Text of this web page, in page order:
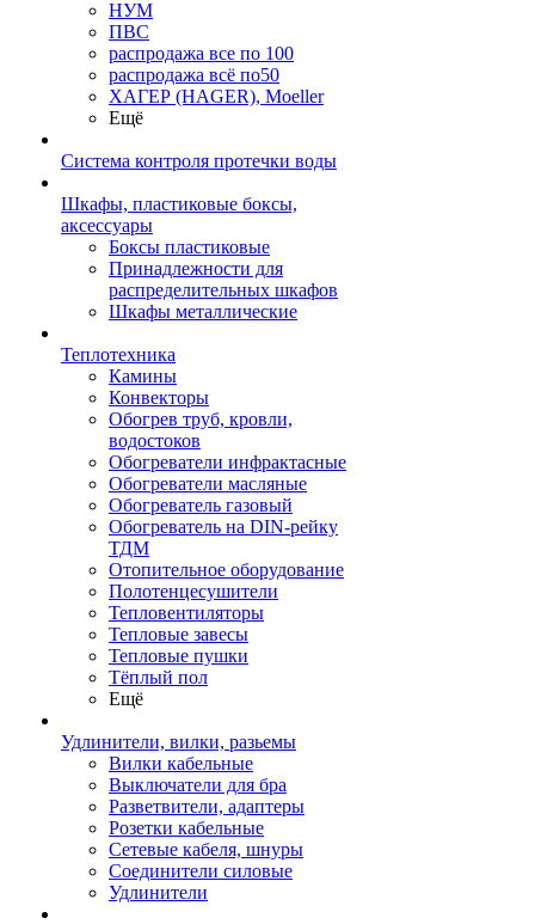
НУМ
ПВС
распродажа все по 100
распродажа всё по50
ХАГЕР (HAGER), Moeller
Ещё
Система контроля протечки воды
Шкафы, пластиковые боксы,
аксессуары
Боксы пластиковые
Принадлежности для
распределительных шкафов
Шкафы металлические
Теплотехника
Камины
Конвекторы
Обогрев труб, кровли,
водостоков
Обогреватели инфрактасные
Обогреватели масляные
Обогреватель газовый
Обогреватель на DIN-рейку
ТДМ
Отопительное оборудование
Полотенцесушители
Тепловентиляторы
Тепловые завесы
Тепловые пушки
Тёплый пол
Ещё
Удлинители, вилки, разьемы
Вилки кабельные
Выключатели для бра
Разветвители, адаптеры
Розетки кабельные
Сетевые кабеля, шнуры
Соединители силовые
Удлинители